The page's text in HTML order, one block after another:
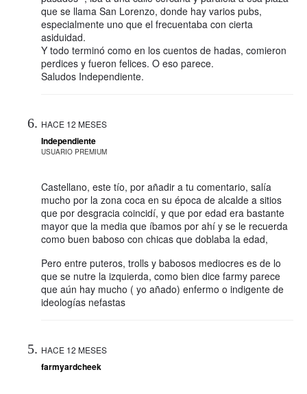
que se llama San Lorenzo, donde hay varios pubs,
especialmente uno que el frecuentaba con cierta
asiduidad.
Y todo terminó como en los cuentos de hadas, comieron
perdices y fueron felices. O eso parece.
Saludos Independiente.
HACE 12 MESES
Independiente
USUARIO PREMIUM
Castellano, este tío, por añadir a tu comentario, salía
mucho por la zona coca en su época de alcalde a sitios
que por desgracia coincidí, y que por edad era bastante
mayor que la media que íbamos por ahí y se le recuerda
como buen baboso con chicas que doblaba la edad,
Pero entre puteros, trolls y babosos mediocres es de lo
que se nutre la izquierda, como bien dice farmy parece
que aún hay mucho ( yo añado) enfermo o indigente de
ideologías nefastas
HACE 12 MESES
farmyardcheek